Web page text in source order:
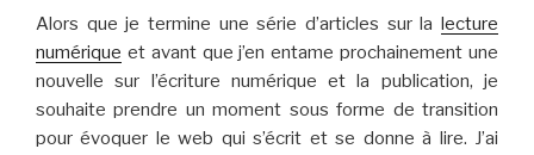
Alors que je termine une série d’articles sur la lecture
numérique et avant que j’en entame prochainement une
nouvelle sur l’écriture numérique et la publication, je
souhaite prendre un moment sous forme de transition
pour évoquer le web qui s’écrit et se donne à lire. J’ai